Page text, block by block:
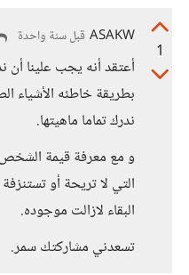
1
ASAKW قبل سنة واحدة
أعتقد أنه يجب علينا أن
بطريقة خاطئه الأشياء
ندرك تماما ماهيتها.
و مع معرفة قيمة الشخص
التي لا تريحة أو
البقاء لازالت موجوده.
تسعدني مشاركتك سمر.